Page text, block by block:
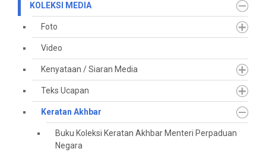
KOLEKSI MEDIA
Foto
Video
Kenyataan / Siaran Media
Teks Ucapan
Keratan Akhbar
Buku Koleksi Keratan Akhbar Menteri Perpaduan
Negara